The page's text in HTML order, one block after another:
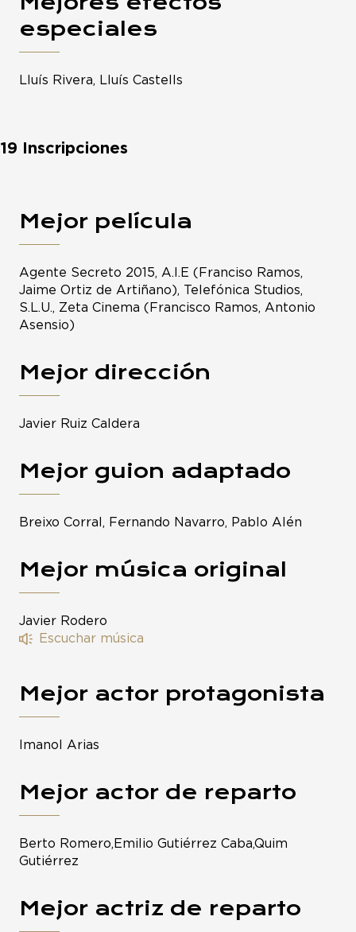
especiales
Lluís Rivera, Lluís Castells
19 Inscripciones
Mejor película
Agente Secreto 2015, A.I.E (Franciso Ramos,
Jaime Ortiz de Artiñano), Telefónica Studios,
S.L.U., Zeta Cinema (Francisco Ramos, Antonio
Asensio)
Mejor dirección
Javier Ruiz Caldera
Mejor guion adaptado
Breixo Corral, Fernando Navarro, Pablo Alén
Mejor música original
Javier Rodero
Escuchar música
Mejor actor protagonista
Imanol Arias
Mejor actor de reparto
Berto Romero,Emilio Gutiérrez Caba,Quim
Gutiérrez
Mejor actriz de reparto